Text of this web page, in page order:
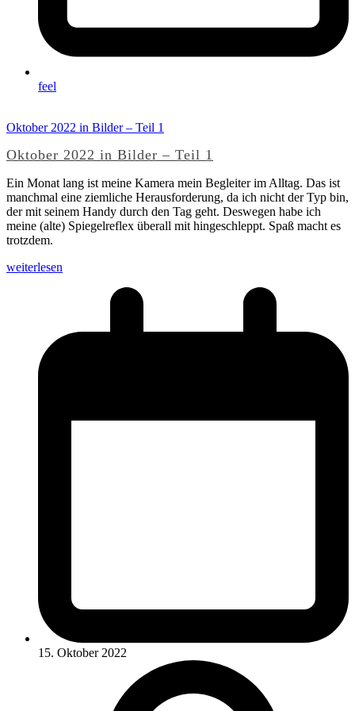
feel
Oktober 2022 in Bilder – Teil 1
Oktober 2022 in Bilder – Teil 1
Ein Monat lang ist meine Kamera mein Begleiter im Alltag. Das ist
manchmal eine ziemliche Herausforderung, da ich nicht der Typ bin,
der mit seinem Handy durch den Tag geht. Deswegen habe ich
meine (alte) Spiegelreflex überall mit hingeschleppt. Spaß macht es
trotzdem.
weiterlesen
15. Oktober 2022